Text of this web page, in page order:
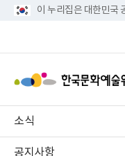
이 누리집은 대한민국
소식
공지사항